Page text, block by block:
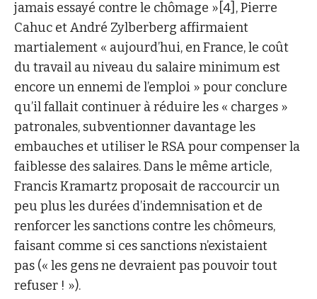
jamais essayé contre le chômage »[4], Pierre
Cahuc et André Zylberberg affirmaient
martialement « aujourd’hui, en France, le coût
du travail au niveau du salaire minimum est
encore un ennemi de l’emploi » pour conclure
qu’il fallait continuer à réduire les « charges »
patronales, subventionner davantage les
embauches et utiliser le RSA pour compenser la
faiblesse des salaires. Dans le même article,
Francis Kramartz proposait de raccourcir un
peu plus les durées d’indemnisation et de
renforcer les sanctions contre les chômeurs,
faisant comme si ces sanctions n’existaient
pas (« les gens ne devraient pas pouvoir tout
refuser ! »).